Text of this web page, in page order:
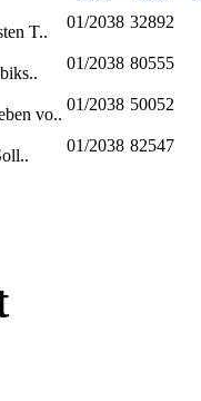
T..
01/2038 32892
01/2038 80555
vo..
01/2038 50052
01/2038 82547